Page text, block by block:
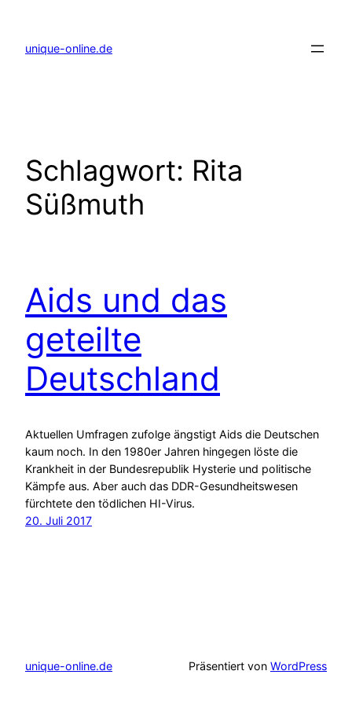
springen
unique-online.de
Schlagwort: Rita
Süßmuth
Aids und das
geteilte
Deutschland
Aktuellen Umfragen zufolge ängstigt Aids die Deutschen
kaum noch. In den 1980er Jahren hingegen löste die
Krankheit in der Bundesrepublik Hysterie und politische
Kämpfe aus. Aber auch das DDR-Gesundheitswesen
fürchtete den tödlichen HI-Virus.
20. Juli 2017
unique-online.de Präsentiert von WordPress